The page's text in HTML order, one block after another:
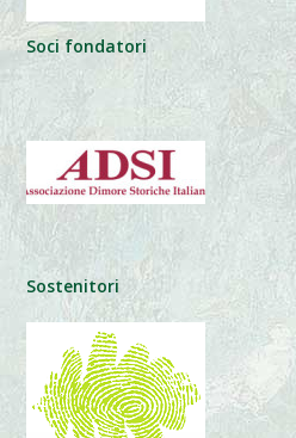
Soci fondatori
Sostenitori